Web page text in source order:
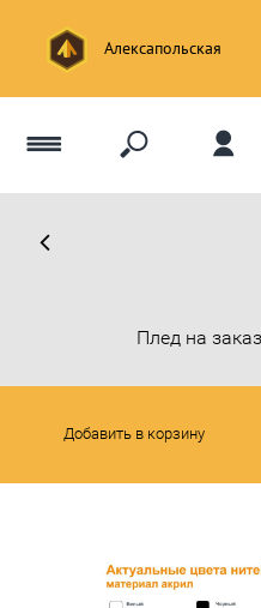
Алексапольская
Плед на
Добавить в корзину